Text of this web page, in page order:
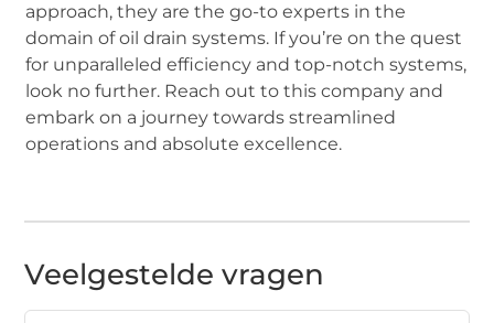
approach, they are the go-to experts in the
domain of oil drain systems. If you’re on the quest
for unparalleled efficiency and top-notch systems,
look no further. Reach out to this company and
embark on a journey towards streamlined
operations and absolute excellence.
Veelgestelde vragen